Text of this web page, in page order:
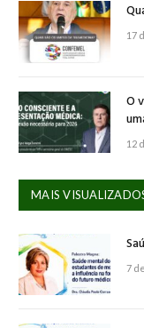
17
O
12
MAIS
7